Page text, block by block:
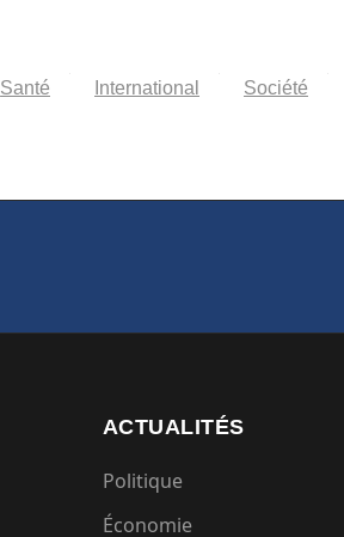
Santé International Société
ACTUALITÉS
Politique
Économie